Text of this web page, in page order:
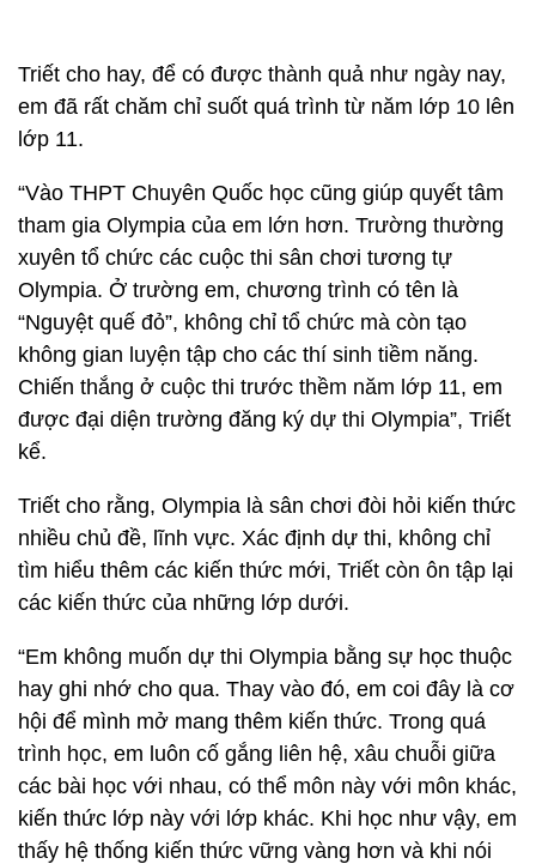
Triết cho hay, để có được thành quả như ngày nay,
em đã rất chăm chỉ suốt quá trình từ năm lớp 10 lên
lớp 11.
“Vào THPT Chuyên Quốc học cũng giúp quyết tâm
tham gia Olympia của em lớn hơn. Trường thường
xuyên tổ chức các cuộc thi sân chơi tương tự
Olympia. Ở trường em, chương trình có tên là
“Nguyệt quế đỏ”, không chỉ tổ chức mà còn tạo
không gian luyện tập cho các thí sinh tiềm năng.
Chiến thắng ở cuộc thi trước thềm năm lớp 11, em
được đại diện trường đăng ký dự thi Olympia”, Triết
kể.
Triết cho rằng, Olympia là sân chơi đòi hỏi kiến thức
nhiều chủ đề, lĩnh vực. Xác định dự thi, không chỉ
tìm hiểu thêm các kiến thức mới, Triết còn ôn tập lại
các kiến thức của những lớp dưới.
“Em không muốn dự thi Olympia bằng sự học thuộc
hay ghi nhớ cho qua. Thay vào đó, em coi đây là cơ
hội để mình mở mang thêm kiến thức. Trong quá
trình học, em luôn cố gắng liên hệ, xâu chuỗi giữa
các bài học với nhau, có thể môn này với môn khác,
kiến thức lớp này với lớp khác. Khi học như vậy, em
thấy hệ thống kiến thức vững vàng hơn và khi nói